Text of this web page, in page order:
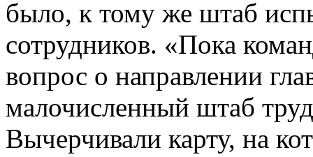
было, к тому же штаб
сотрудников. «Пока
вопрос о направлении
малочисленный штаб
Вычерчивали карту, на